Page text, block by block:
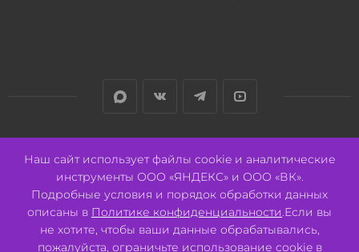
2026 © ООО "СВК"/ 656064 г. Барнаул, ул. Павловский тракт, 52.
ИНН 2221130516 ОГРН 1082221000531.
Разработано:Авалон
Наш сайт использует файлы cookie и аналитические
инструменты ООО «ЯНДЕКС» и ООО «ВК».
Подробные условия и порядок обработки данных
описаны в Политике конфиденциальности.Если вы
не хотите, чтобы ваши данные обрабатывались,
пожалуйста, ограничьте использование cookie в